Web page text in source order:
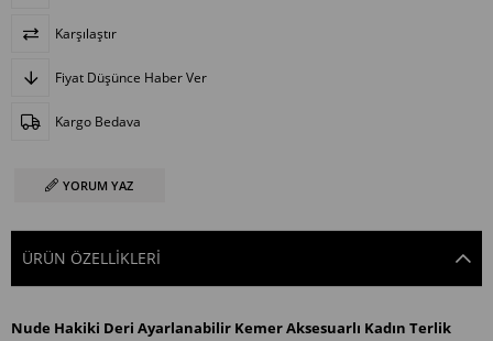
Karşılaştır
Fiyat Düşünce Haber Ver
Kargo Bedava
YORUM YAZ
ÜRÜN ÖZELLIKLERI
Nude Hakiki Deri Ayarlanabilir Kemer Aksesuarlı Kadın Terlik